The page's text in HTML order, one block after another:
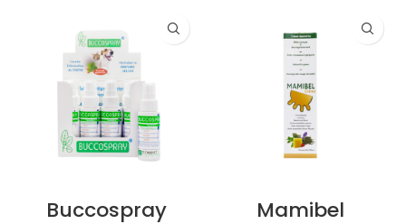
Buccospray Mamibel